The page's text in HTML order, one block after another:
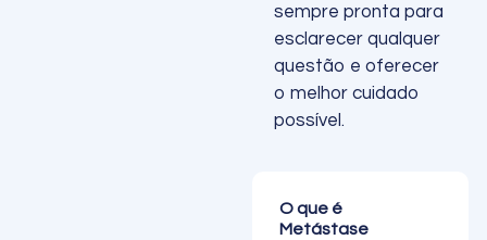
sempre pronta para
esclarecer qualquer
questão e oferecer
o melhor cuidado
possível.
O que é
Metástase